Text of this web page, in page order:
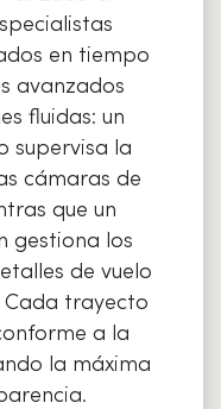
en tiempo
avanzados
fluidas: un
supervisa la
cámaras de
que un
gestiona los
de vuelo
trayecto
a la
la máxima